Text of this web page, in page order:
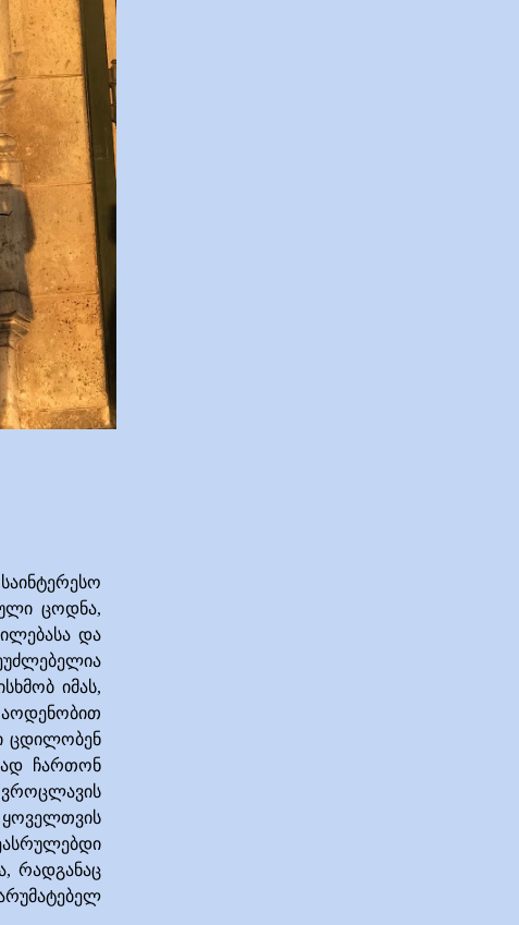
ცოდნა,
და
იმას,
ცდილობენ
ჩართონ
რადგანაც